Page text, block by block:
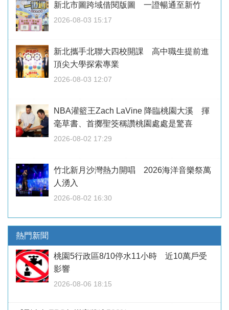
新北市圖跨域借閱版圖 一證暢通至新竹
2026-08-03 15:17
新北攜手北聯大四校開課 高中職生提前進
頂尖大學探索專業
2026-08-03 12:07
NBA灌籃王Zach LaVine 降臨桃園大溪 揮
毫草書、首擲聖筊稱讚桃園處處是驚喜
2026-08-02 17:29
竹北新月沙灣熱力開唱 2026海洋音樂祭萬
人湧入
2026-08-02 16:30
熱門新聞
桃園5行政區8/10停水11小時 近10萬戶受
影響
2026-08-06 18:15